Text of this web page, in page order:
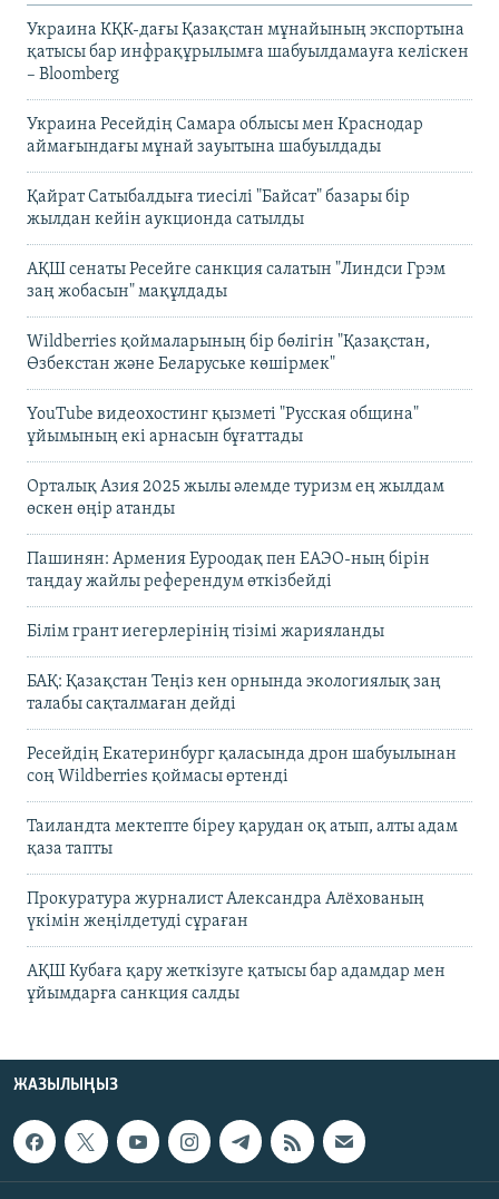
Украина КҚК-дағы Қазақстан мұнайының экспортына
қатысы бар инфрақұрылымға шабуылдамауға келіскен
– Bloomberg
Украина Ресейдің Самара облысы мен Краснодар
аймағындағы мұнай зауытына шабуылдады
Қайрат Сатыбалдыға тиесілі "Байсат" базары бір
жылдан кейін аукционда сатылды
АҚШ сенаты Ресейге санкция салатын "Линдси Грэм
заң жобасын" мақұлдады
Wildberries қоймаларының бір бөлігін "Қазақстан,
Өзбекстан және Беларуське көшірмек"
YouTube видеохостинг қызметі "Русская община"
ұйымының екі арнасын бұғаттады
Орталық Азия 2025 жылы әлемде туризм ең жылдам
өскен өңір атанды
Пашинян: Армения Еуроодақ пен ЕАЭО-ның бірін
таңдау жайлы референдум өткізбейді
Білім грант иегерлерінің тізімі жарияланды
БАҚ: Қазақстан Теңіз кен орнында экологиялық заң
талабы сақталмаған дейді
Ресейдің Екатеринбург қаласында дрон шабуылынан
соң Wildberries қоймасы өртенді
Таиландта мектепте біреу қарудан оқ атып, алты адам
қаза тапты
Прокуратура журналист Александра Алёхованың
үкімін жеңілдетуді сұраған
АҚШ Кубаға қару жеткізуге қатысы бар адамдар мен
ұйымдарға санкция салды
ЖАЗЫЛЫҢЫЗ